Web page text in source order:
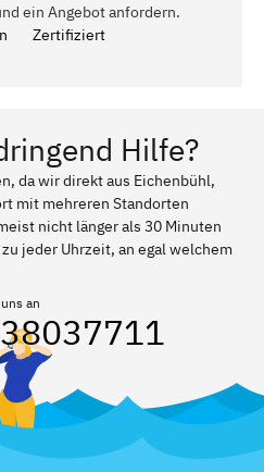
ein Angebot anfordern.
Zertifiziert
Hilfe?
da wir direkt aus Eichenbühl,
mit mehreren Standorten
nicht länger als 30 Minuten
jeder Uhrzeit, an egal welchem
an